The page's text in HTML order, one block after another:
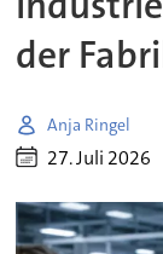
der
Anja Ringel
27. Juli 2026